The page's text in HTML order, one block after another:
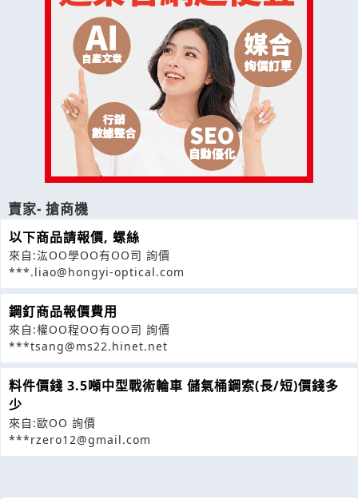
賣家- 搶商機
以下商品請報價, 螺絲
來自:汯OO學OO有OO司 詢價
***.liao@hongyi-optical.com
鋼釘商品報價費用
來自:權OO程OO有OO司 詢價
***tsang@ms22.hinet.net
料件價錢 3.5噸中型戰術輪車 儲氣桶鋼索(長/短)價錢多
少
來自:歐OO 詢價
***rzero12@gmail.com